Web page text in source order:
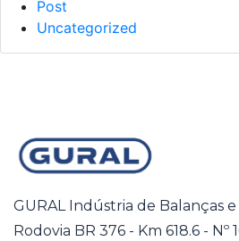
Post
Uncategorized
GURAL Indústria de Balanças
Rodovia BR 376 - Km 618.6 -